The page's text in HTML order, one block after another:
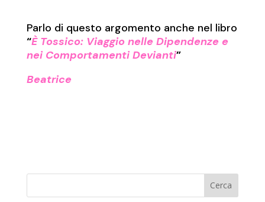
Parlo di questo argomento anche nel libro
“È Tossico: Viaggio nelle Dipendenze e
nei Comportamenti Devianti”
Beatrice